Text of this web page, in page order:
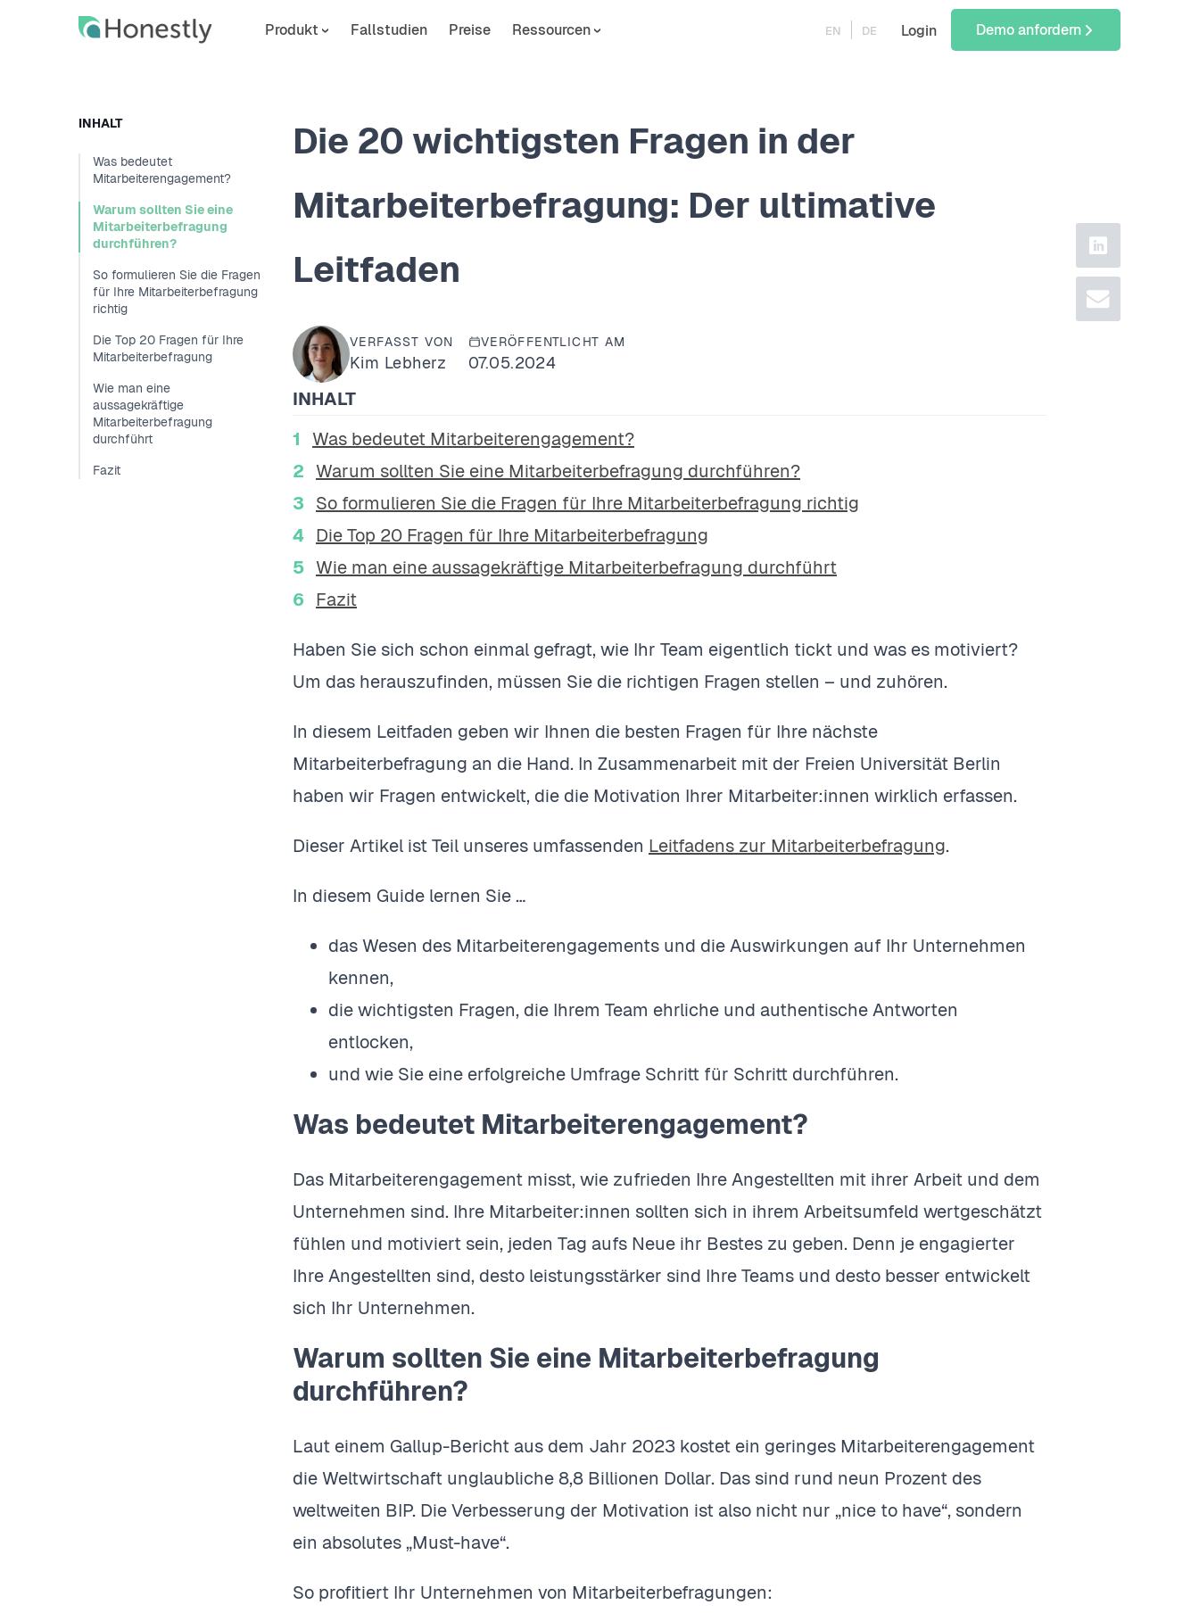
Produkt Fallstudien Preise Ressourcen EN DE Login Demo anfordern
linkedin
email
INHALT
Was bedeutet
Mitarbeiterengagement?
Warum sollten Sie eine
Mitarbeiterbefragung
durchführen?
So formulieren Sie die Fragen
für Ihre Mitarbeiterbefragung
richtig
Die Top 20 Fragen für Ihre
Mitarbeiterbefragung
Wie man eine
aussagekräftige
Mitarbeiterbefragung
durchführt
Fazit
Die 20 wichtigsten Fragen in der
Mitarbeiterbefragung: Der ultimative
Leitfaden
VERFASST VON
Kim Lebherz
VERÖFFENTLICHT AM
07.05.2024
INHALT
Was bedeutet Mitarbeiterengagement?
Warum sollten Sie eine Mitarbeiterbefragung durchführen?
So formulieren Sie die Fragen für Ihre Mitarbeiterbefragung richtig
Die Top 20 Fragen für Ihre Mitarbeiterbefragung
Wie man eine aussagekräftige Mitarbeiterbefragung durchführt
Fazit
Haben Sie sich schon einmal gefragt, wie Ihr Team eigentlich tickt und was es motiviert?
Um das herauszufinden, müssen Sie die richtigen Fragen stellen – und zuhören.
In diesem Leitfaden geben wir Ihnen die besten Fragen für Ihre nächste
Mitarbeiterbefragung an die Hand. In Zusammenarbeit mit der Freien Universität Berlin
haben wir Fragen entwickelt, die die Motivation Ihrer Mitarbeiter:innen wirklich erfassen.
Dieser Artikel ist Teil unseres umfassenden Leitfadens zur Mitarbeiterbefragung.
In diesem Guide lernen Sie …
das Wesen des Mitarbeiterengagements und die Auswirkungen auf Ihr Unternehmen
kennen,
die wichtigsten Fragen, die Ihrem Team ehrliche und authentische Antworten
entlocken,
und wie Sie eine erfolgreiche Umfrage Schritt für Schritt durchführen.
Was bedeutet Mitarbeiterengagement?
Das Mitarbeiterengagement misst, wie zufrieden Ihre Angestellten mit ihrer Arbeit und dem
Unternehmen sind. Ihre Mitarbeiter:innen sollten sich in ihrem Arbeitsumfeld wertgeschätzt
fühlen und motiviert sein, jeden Tag aufs Neue ihr Bestes zu geben. Denn je engagierter
Ihre Angestellten sind, desto leistungsstärker sind Ihre Teams und desto besser entwickelt
sich Ihr Unternehmen.
Warum sollten Sie eine Mitarbeiterbefragung
durchführen?
Laut einem Gallup-Bericht aus dem Jahr 2023 kostet ein geringes Mitarbeiterengagement
die Weltwirtschaft unglaubliche 8,8 Billionen Dollar. Das sind rund neun Prozent des
weltweiten BIP. Die Verbesserung der Motivation ist also nicht nur „nice to have“, sondern
ein absolutes „Must-have“.
So profitiert Ihr Unternehmen von Mitarbeiterbefragungen: